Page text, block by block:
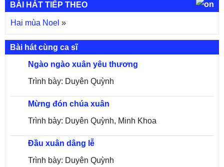
BÀI HÁT TIẾP THEO
Hai mùa Noel »
Bài hát cùng ca sĩ
Ngào ngào xuân yêu thương
Trình bày: Duyên Quỳnh
Mừng đón chúa xuân
Trình bày: Duyên Quỳnh, Minh Khoa
Đầu xuân dâng lễ
Trình bày: Duyên Quỳnh